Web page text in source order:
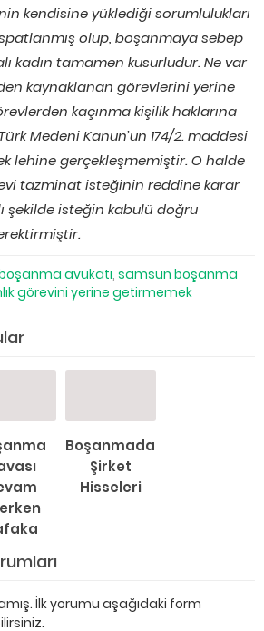
kendisine yüklediği sorumlulukları
olup, boşanmaya sebep
kadın tamamen kusurludur. Ne var
kaynaklanan görevlerini yerine
kaçınma kişilik haklarına
Medeni Kanun’un 174/2. maddesi
lehine gerçekleşmemiştir. O halde
tazminat isteğinin reddine karar
şekilde isteğin kabulü doğru
avukatı, samsun boşanma
görevini yerine getirmemek
Boşanmada
Şirket
Hisseleri
İlk yorumu aşağıdaki form